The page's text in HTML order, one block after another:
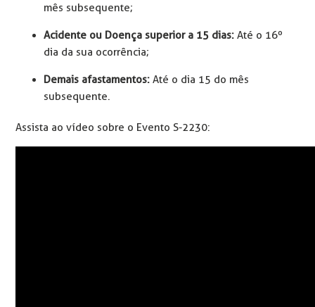
mês subsequente;
Acidente ou Doença superior a 15 dias: Até o 16º
dia da sua ocorrência;
Demais afastamentos: Até o dia 15 do mês
subsequente.
Assista ao vídeo sobre o Evento S-2230: